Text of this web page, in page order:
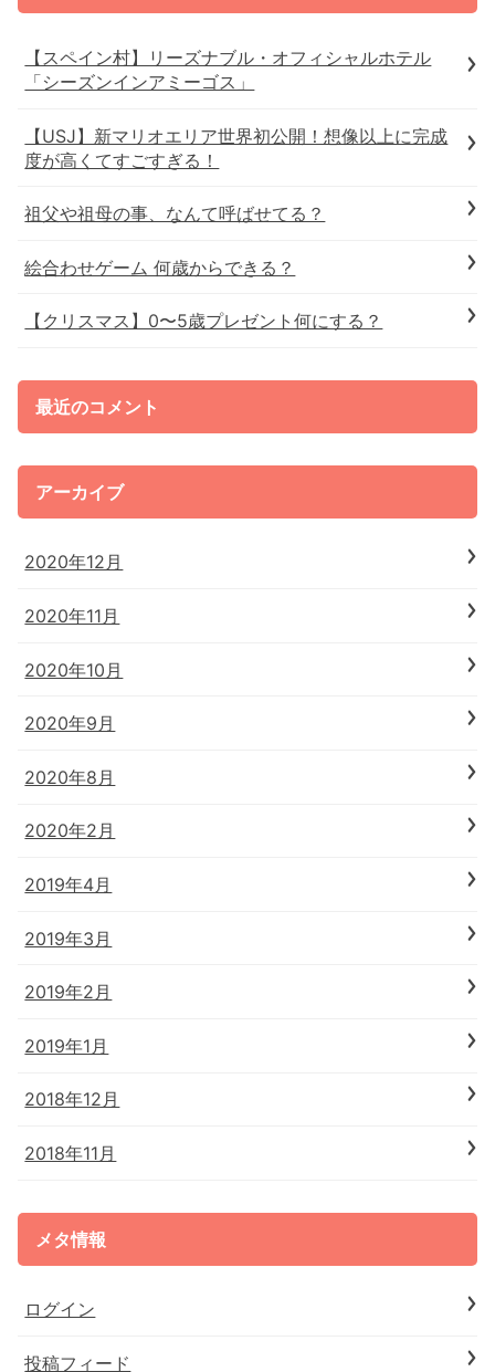
【スペイン村】リーズナブル・オフィシャルホテル
「シーズンインアミーゴス」
【USJ】新マリオエリア世界初公開！想像以上に完成
度が高くてすごすぎる！
祖父や祖母の事、なんて呼ばせてる？
絵合わせゲーム 何歳からできる？
【クリスマス】0〜5歳プレゼント何にする？
最近のコメント
アーカイブ
2020年12月
2020年11月
2020年10月
2020年9月
2020年8月
2020年2月
2019年4月
2019年3月
2019年2月
2019年1月
2018年12月
2018年11月
メタ情報
ログイン
投稿フィード